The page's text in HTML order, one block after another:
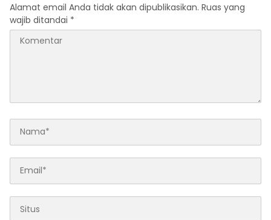
Alamat email Anda tidak akan dipublikasikan. Ruas yang
wajib ditandai *